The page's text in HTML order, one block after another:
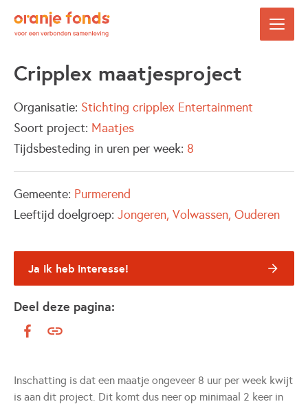
Cripplex maatjesproject
Organisatie: Stichting cripplex Entertainment
Soort project: Maatjes
Tijdsbesteding in uren per week: 8
Gemeente: Purmerend
Leeftijd doelgroep: Jongeren Volwassen Ouderen
Ja ik heb interesse!
Deel deze pagina:
Inschatting is dat een maatje ongeveer 8 uur per week kwijt
is aan dit project. Dit komt dus neer op minimaal 2 keer in